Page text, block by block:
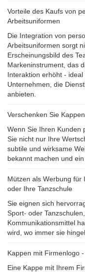
Vorteile des Kaufs von
Arbeitsuniformen
Die Integration von
Arbeitsuniformen sorgt
Erscheinungsbild des
Markeninstrument, das
Interaktion erhöht -
Unternehmen, die
anbieten.
Verschenken Sie
Wenn Sie Ihren Kunden
Sie nicht nur Ihre
subtile und wirksame
bekannt machen und
Mützen als Werbung für
oder Ihre Tanzschule
Sie eignen sich
Sport- oder
Kommunikationsmittel
wird, wo immer sie
Kappen mit Firmenlogo
Eine Kappe mit Ihrem